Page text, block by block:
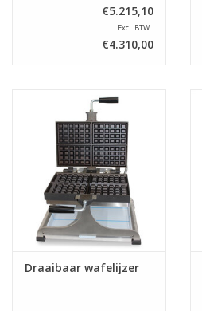
€5.215,10
Excl. BTW
€4.310,00
Draaibaar wafelijzer